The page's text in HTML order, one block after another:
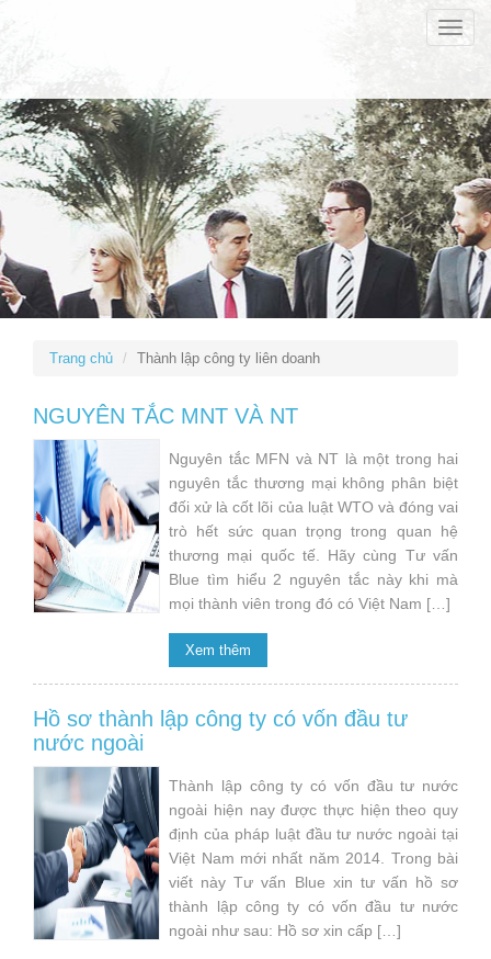
Toggle
Trang chủ Thành lập công ty liên doanh
NGUYÊN TẮC MNT VÀ NT
Nguyên tắc MFN và NT là một trong hai
nguyên tắc thương mại không phân biệt
đối xử là cốt lõi của luật WTO và đóng vai
trò hết sức quan trọng trong quan hệ
thương mại quốc tế. Hãy cùng Tư vấn
Blue tìm hiểu 2 nguyên tắc này khi mà
mọi thành viên trong đó có Việt Nam […]
Xem thêm
Hồ sơ thành lập công ty có vốn đầu tư
nước ngoài
Thành lập công ty có vốn đầu tư nước
ngoài hiện nay được thực hiện theo quy
định của pháp luật đầu tư nước ngoài tại
Việt Nam mới nhất năm 2014. Trong bài
viết này Tư vấn Blue xin tư vấn hồ sơ
thành lập công ty có vốn đầu tư nước
ngoài như sau: Hồ sơ xin cấp […]